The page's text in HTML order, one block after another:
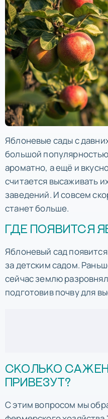
Яблоневые сады с
большой
ароматно, а ещё и
считается высаживать
заведений. И совсем
станет больше.
ГДЕ ПОЯВИТСЯ
Яблоневый сад
за детским садом.
сейчас землю
подготовив почву для
СКОЛЬКО
ПРИВЕЗУТ?
С этим вопросом мы